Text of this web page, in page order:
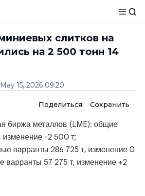
слитков на
на 2 500 тонн 14
May 15, 2026 09:20
Поделиться Сохранить
биржа металлов (LME): общие
-2 500 т;
варранты 286 725 т, изменение 0
варранты 57 275 т, изменение +2